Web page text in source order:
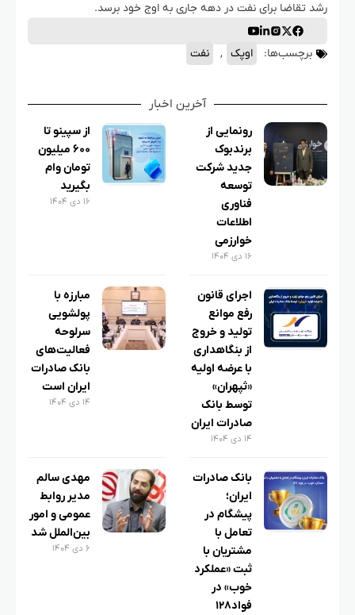
رشد تقاضا برای نفت در دهه جاری به اوج خود برسد.
برچسب‌ها: اوپک , نفت
آخرین اخبار
رونمایی از
برندبوک
جدید شرکت
توسعه
فناوری
اطلاعات
خوارزمی
۱۶ دی ۱۴۰۴
از سپینو تا
۶۰۰ میلیون
تومان وام
بگیرید
۱۶ دی ۱۴۰۴
اجرای قانون
رفع موانع
تولید و خروج
از بنگاهداری
با عرضه اولیه
«ثپهران»
توسط بانک
صادرات ایران
۱۴ دی ۱۴۰۴
مبارزه با
پولشویی
سرلوحه
فعالیت‌های
بانک صادرات
ایران است
۱۴ دی ۱۴۰۴
بانک صادرات
ایران؛
پیشگام در
تعامل با
مشتریان با
ثبت «عملکرد
خوب» در
فواد۱۲۸
مهدی سالم
مدیر روابط
عمومی و امور
بین‌الملل شد
۶ دی ۱۴۰۴